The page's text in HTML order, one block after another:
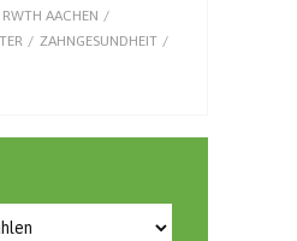
AACHEN
ZAHNGESUNDHEIT